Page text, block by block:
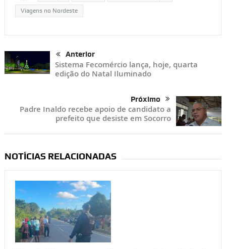
Viagens no Nordeste
Anterior
Sistema Fecomércio lança, hoje, quarta
edição do Natal Iluminado
Próximo
Padre Inaldo recebe apoio de candidato a
prefeito que desiste em Socorro
NOTÍCIAS RELACIONADAS